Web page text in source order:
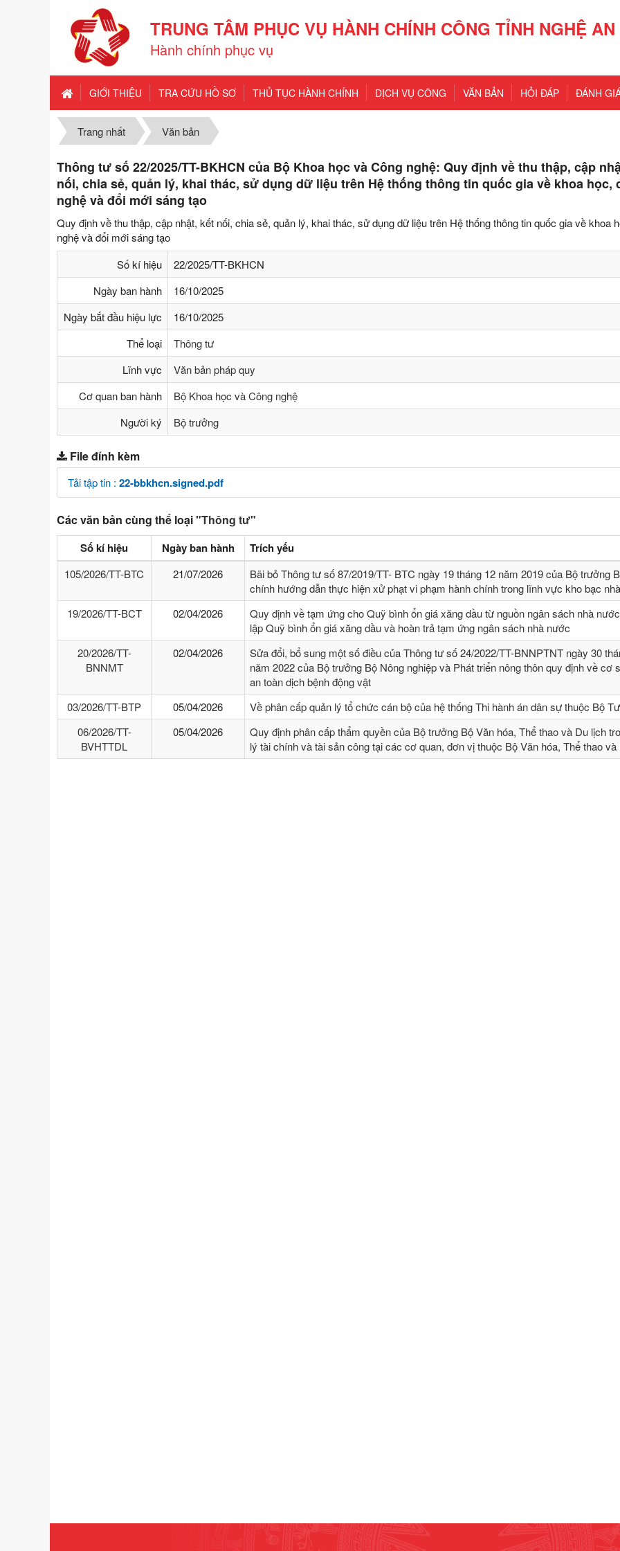
TRUNG TÂM PHỤC VỤ HÀNH CHÍNH CÔNG TỈNH NGHỆ AN
Hành chính phục vụ
GIỚI THIỆU TRA CỨU HỒ SƠ THỦ TỤC HÀNH CHÍNH DỊCH VỤ CÔNG VĂN BẢN HỎI ĐÁP ĐÁNH
Trang nhất Văn bản
Thông tư số 22/2025/TT-BKHCN của Bộ Khoa học và Công nghệ: Quy định về thu thập, cập
nối, chia sẻ, quản lý, khai thác, sử dụng dữ liệu trên Hệ thống thông tin quốc gia về khoa học,
nghệ và đổi mới sáng tạo
Quy định về thu thập, cập nhật, kết nối, chia sẻ, quản lý, khai thác, sử dụng dữ liệu trên Hệ thống thông tin quốc gia về khoa
nghệ và đổi mới sáng tạo
Số kí hiệu
22/2025/TT-BKHCN
Ngày ban hành
16/10/2025
Ngày bắt đầu hiệu lực
16/10/2025
Thể loại
Thông tư
Lĩnh vực
Văn bản pháp quy
Cơ quan ban hành
Bộ Khoa học và Công nghệ
Người ký
Bộ trưởng
File đính kèm
Tải tập tin : 22-bbkhcn.signed.pdf
Các văn bản cùng thể loại"Thông tư"
Số kí hiệu Ngày ban hành Trích yếu
105/2026/TT-BTC 21/07/2026
Bãi bỏ Thông tư số 87/2019/TT- BТC ngày 19 tháng 12 năm 2019 của Bộ trưởng
chính hướng dẫn thực hiện xử phạt vi phạm hành chính trong lĩnh vực kho bạc
19/2026/TT-BCT
02/04/2026
Quy định về tạm ứng cho Quỹ bình ổn giá xăng dầu từ nguồn ngân sách nhà
lập Quỹ bình ổn giá xăng dầu và hoàn trả tạm ứng ngân sách nhà nước
20/2026/TT-
BNNMT
02/04/2026
Sửa đổi, bổ sung một số điều của Thông tư số 24/2022/TT-BNNPTNT ngày 30
năm 2022 của Bộ trưởng Bộ Nông nghiệp và Phát triển nông thôn quy định về cơ
an toàn dịch bệnh động vật
03/2026/TT-BTP
05/04/2026
Về phân cấp quản lý tổ chức cán bộ của hệ thống Thi hành án dân sự thuộc Bộ
06/2026/TT-
BVHTTDL
05/04/2026
Quy định phân cấp thẩm quyền của Bộ trưởng Bộ Văn hóa, Thể thao và Du lịch
lý tài chính và tài sản công tại các cơ quan, đơn vị thuộc Bộ Văn hóa, Thể thao và